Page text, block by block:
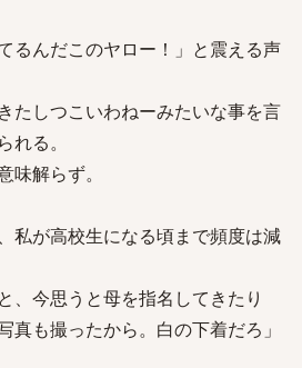
るんだこのヤロー！」と震える声
たしつこいわねーみたいな事を言
れる。
味解らず。
私が高校生になる頃まで頻度は減
、今思うと母を指名してきたり
真も撮ったから。白の下着だろ」